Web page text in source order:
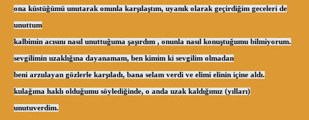
ona küstüğümü unutarak onunla karşılaştım, uyanık olarak geçirdiğim geceleri de
unuttum
kalbimin acısını nasıl unuttuğuma şaşırdım , onunla nasıl konuştuğumu bilmiyorum.
sevgilimin uzaklığına dayanamam, ben kimim ki sevgilim olmadan
beni arzulayan gözlerle karşıladı, bana selam verdi ve elimi elinin içine aldı.
kulağıma haklı olduğumu söylediğinde, o anda uzak kaldığımız (yılları)
unutuverdim.